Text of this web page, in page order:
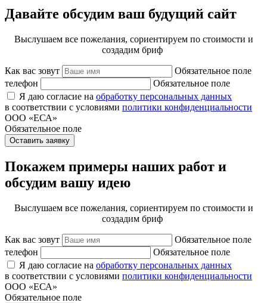
Давайте обсудим ваш будущий сайт
Выслушаем все пожелания, сориентируем по стоимости и
создадим бриф
Как вас зовут
Обязательное поле
телефон
Обязательное поле
Я даю согласие на обработку персональных данных
в соответствии с условиями политики конфиденциальности
ООО «ЕСА»
Обязательное поле
Оставить заявку
Покажем примеры наших работ и
обсудим вашу идею
Выслушаем все пожелания, сориентируем по стоимости и
создадим бриф
Как вас зовут
Обязательное поле
телефон
Обязательное поле
Я даю согласие на обработку персональных данных
в соответствии с условиями политики конфиденциальности
ООО «ЕСА»
Обязательное поле